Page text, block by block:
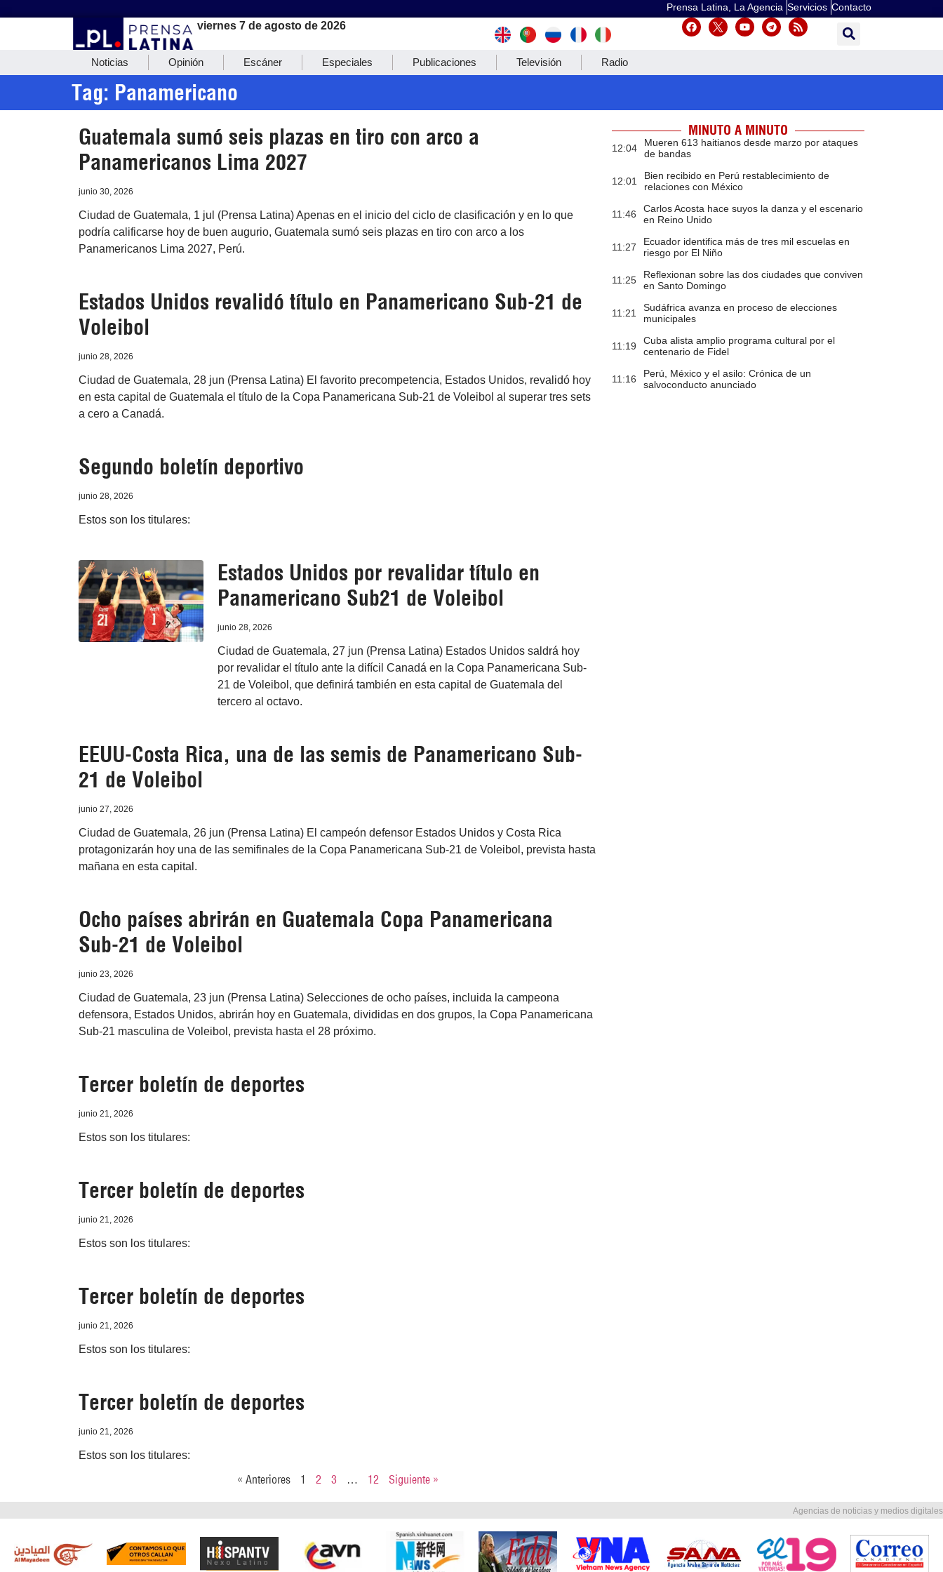
Prensa Latina, La Agencia Servicios Contacto
viernes 7 de agosto de 2026
Noticias Opinión Escáner Especiales Publicaciones Televisión Radio
Tag: Panamericano
Guatemala sumó seis plazas en tiro con arco a
Panamericanos Lima 2027
junio 30, 2026
Ciudad de Guatemala, 1 jul (Prensa Latina) Apenas en el inicio del ciclo de clasificación y en lo que
podría calificarse hoy de buen augurio, Guatemala sumó seis plazas en tiro con arco a los
Panamericanos Lima 2027, Perú.
Estados Unidos revalidó título en Panamericano Sub-21 de
Voleibol
junio 28, 2026
Ciudad de Guatemala, 28 jun (Prensa Latina) El favorito precompetencia, Estados Unidos, revalidó hoy
en esta capital de Guatemala el título de la Copa Panamericana Sub-21 de Voleibol al superar tres sets
a cero a Canadá.
Segundo boletín deportivo
junio 28, 2026
Estos son los titulares:
Estados Unidos por revalidar título en
Panamericano Sub21 de Voleibol
junio 28, 2026
Ciudad de Guatemala, 27 jun (Prensa Latina) Estados Unidos saldrá hoy
por revalidar el título ante la difícil Canadá en la Copa Panamericana Sub-
21 de Voleibol, que definirá también en esta capital de Guatemala del
tercero al octavo.
EEUU-Costa Rica, una de las semis de Panamericano Sub-
21 de Voleibol
junio 27, 2026
Ciudad de Guatemala, 26 jun (Prensa Latina) El campeón defensor Estados Unidos y Costa Rica
protagonizarán hoy una de las semifinales de la Copa Panamericana Sub-21 de Voleibol, prevista hasta
mañana en esta capital.
Ocho países abrirán en Guatemala Copa Panamericana
Sub-21 de Voleibol
junio 23, 2026
Ciudad de Guatemala, 23 jun (Prensa Latina) Selecciones de ocho países, incluida la campeona
defensora, Estados Unidos, abrirán hoy en Guatemala, divididas en dos grupos, la Copa Panamericana
Sub-21 masculina de Voleibol, prevista hasta el 28 próximo.
Tercer boletín de deportes
junio 21, 2026
Estos son los titulares:
Tercer boletín de deportes
junio 21, 2026
Estos son los titulares:
Tercer boletín de deportes
junio 21, 2026
Estos son los titulares:
Tercer boletín de deportes
junio 21, 2026
Estos son los titulares:
« Anteriores 1 2 3 … 12 Siguiente »
MINUTO A MINUTO
12:04
Mueren 613 haitianos desde marzo por ataques
de bandas
12:01
Bien recibido en Perú restablecimiento de
relaciones con México
11:46
Carlos Acosta hace suyos la danza y el escenario
en Reino Unido
11:27
Ecuador identifica más de tres mil escuelas en
riesgo por El Niño
11:25
Reflexionan sobre las dos ciudades que conviven
en Santo Domingo
11:21
Sudáfrica avanza en proceso de elecciones
municipales
11:19
Cuba alista amplio programa cultural por el
centenario de Fidel
11:16
Perú, México y el asilo: Crónica de un
salvoconducto anunciado
Agencias de noticias y medios digitales